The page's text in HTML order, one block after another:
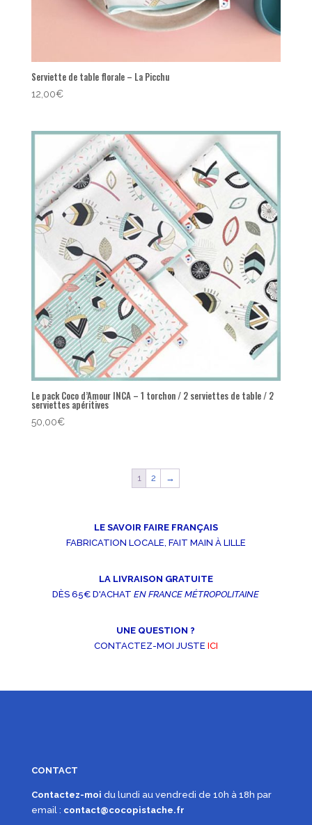
Serviette de table florale – La Picchu
12,00€
Le pack Coco d’Amour INCA – 1 torchon / 2 serviettes de table / 2
serviettes apéritives
50,00€
1 2 →
LE SAVOIR FAIRE FRANÇAIS
FABRICATION LOCALE, FAIT MAIN À LILLE
LA LIVRAISON GRATUITE
DÈS 65€ D'ACHATEN FRANCE MÉTROPOLITAINE
UNE QUESTION ?
CONTACTEZ-MOI JUSTE ICI
CONTACT
Contactez-moi du lundi au vendredi de 10h à 18h par
email : contact@cocopistache.fr